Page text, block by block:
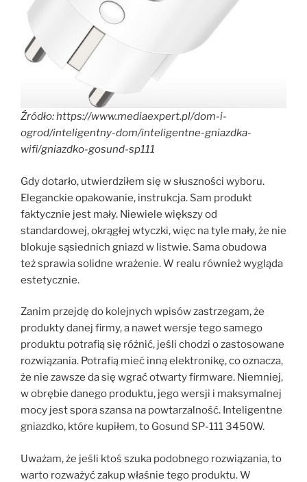
Źródło: https://www.mediaexpert.pl/dom-i-
ogrod/inteligentny-dom/inteligentne-gniazdka-
wifi/gniazdko-gosund-sp111
Gdy dotarło, utwierdziłem się w słuszności wyboru.
Eleganckie opakowanie, instrukcja. Sam produkt
faktycznie jest mały. Niewiele większy od
standardowej, okrągłej wtyczki, więc na tyle mały, że nie
blokuje sąsiednich gniazd w listwie. Sama obudowa
też sprawia solidne wrażenie. W realu również wygląda
estetycznie.
Zanim przejdę do kolejnych wpisów zastrzegam, że
produkty danej firmy, a nawet wersje tego samego
produktu potrafią się różnić, jeśli chodzi o zastosowane
rozwiązania. Potrafią mieć inną elektronikę, co oznacza,
że nie zawsze da się wgrać otwarty firmware. Niemniej,
w obrębie danego produktu, jego wersji i maksymalnej
mocy jest spora szansa na powtarzalność. Inteligentne
gniazdko, które kupiłem, to Gosund SP-111 3450W.
Uważam, że jeśli ktoś szuka podobnego rozwiązania, to
warto rozważyć zakup właśnie tego produktu. W